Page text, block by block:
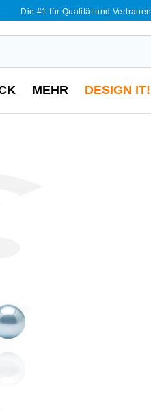
Die #1 für Qualität und Vertrauen
MEHR DESIGN IT!